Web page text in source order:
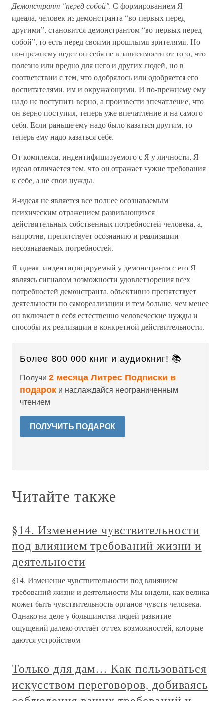
Демонстрант "перед собой". С формированием Я-
идеала, человек из демонстранта “во-первых перед
другими”, становится демонстрантом “во-первых перед
собой”, то есть перед своими прошлыми зрителями. Но
по-прежнему ведет он себя не в зависимости от того, что
полезно или вредно для него и других людей, но в
соответствии с тем, что одобрялось или одобряется его
воспитателями, им и окружающими. И по-прежнему ему
надо не поступить верно, а произвести впечатление, что
он верно поступил, теперь уже впечатление и на самого
себя. Если раньше ему надо было казаться другим, то
теперь ему надо казаться себе.
От комплекса, индентифицируемого с Я у личности, Я-
идеал отличается тем, что он отражает чужие требования
к себе, а не свои нужды.
Я-идеал не является все полнее осознаваемым
психическим отражением развивающихся
действительных собственных потребностей человека, а,
напротив, препятствует осознанию и реализации
несознаваемых потребностей.
Я-идеал, индентифицируемый у демонстранта с его Я,
являясь сигналом возможности удовлетворения всех
потребностей демонстранта, объективно препятствует
деятельности по самореализации и тем больше, чем менее
он включает в себя естественно человеческие нужды и
способы их реализации в конкретной действительности.
Более 800 000 книг и аудиокниг! 📚
Получи 2 месяца Литрес Подписки в
подарок и наслаждайся неограниченным
чтением
ПОЛУЧИТЬ ПОДАРОК
Читайте также
§14. Изменение чувствительности
под влиянием требований жизни и
деятельности
§14. Изменение чувствительности под влиянием
требований жизни и деятельности Мы видели, как велика
может быть чувствительность органов чувств человека.
Однако на деле у большинства людей развитие
ощущений далеко отстаёт от тех возможностей, которые
даются устройством
Только для дам… Как пользоваться
искусством переговоров, добиваясь